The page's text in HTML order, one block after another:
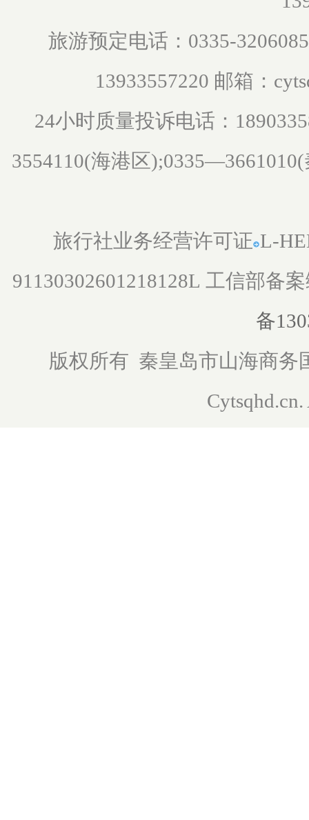
旅游预定电话：0335-
13933557220 邮箱：
24小时质量投诉电话：
3554110(海港区
旅行社业务经营许可证 L-
91130302601218128L 工信部备
备
版权所有 秦皇岛市山海商务